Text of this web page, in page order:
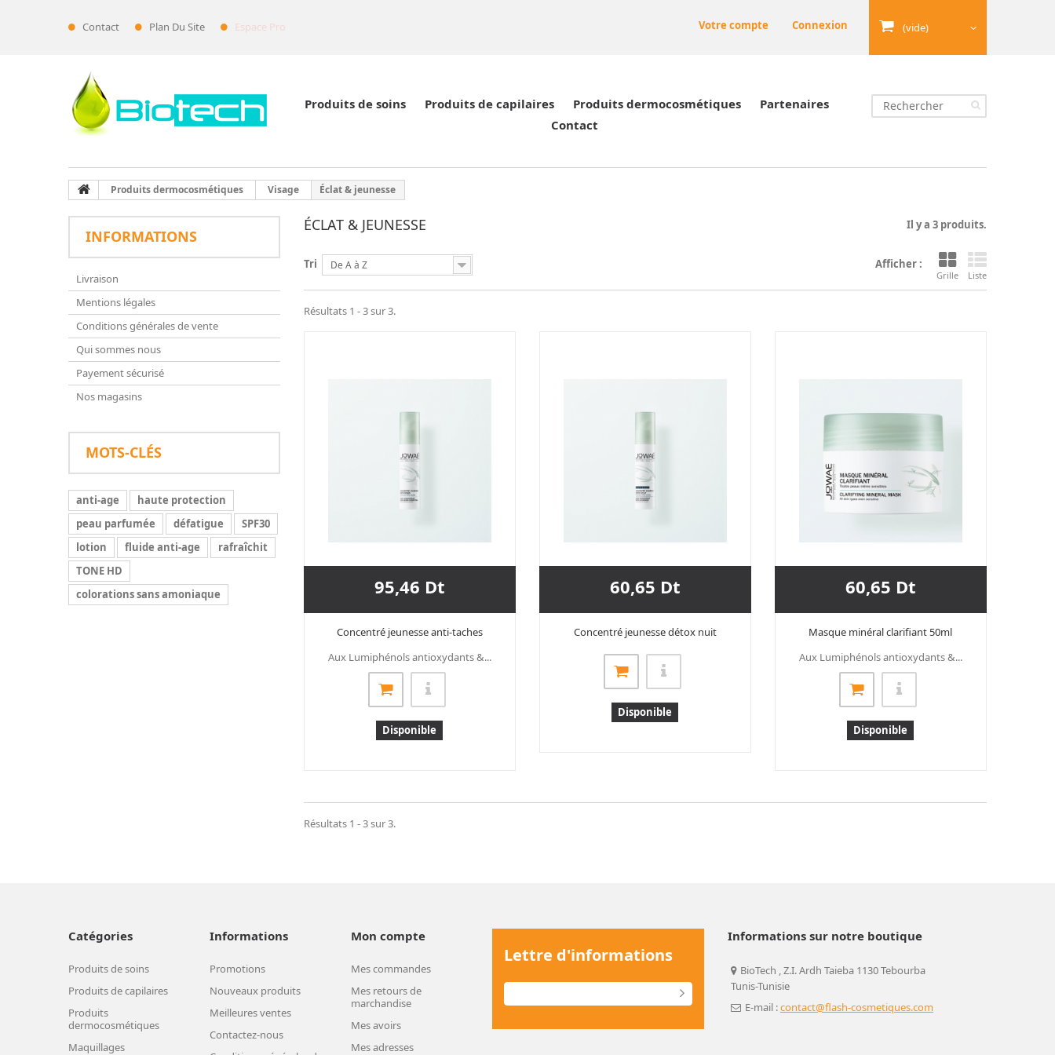
Contact Plan Du Site Espace Pro (vide)
Connexion
Votre compte
Produits de soins Produits de capilaires Produits dermocosmétiques
Partenaires
Contact
Produits dermocosmétiques Visage Éclat & jeunesse
INFORMATIONS
Livraison
Mentions légales
Conditions générales de vente
Qui sommes nous
Payement sécurisé
Nos magasins
MOTS-CLÉS
anti-age
haute protection
peau parfumée
défatigue
SPF30
lotion
fluide anti-age
rafraîchit
TONE HD
colorations sans amoniaque
ÉCLAT & JEUNESSE Il y a 3 produits.
Afficher :
Grille Liste
Tri De A à Z
Résultats 1 - 3 sur 3.
95,46 Dt
Concentré jeunesse anti-taches
Aux Lumiphénols antioxydants &...
Disponible
60,65 Dt
Concentré jeunesse détox nuit
Disponible
60,65 Dt
Masque minéral clarifiant 50ml
Aux Lumiphénols antioxydants &...
Disponible
Résultats 1 - 3 sur 3.
Catégories
Produits de soins
Produits de capilaires
Produits
dermocosmétiques
Maquillages
Informations
Promotions
Nouveaux produits
Meilleures ventes
Contactez-nous
Mon compte
Mes commandes
Mes retours de
marchandise
Mes avoirs
Mes adresses
Lettre d'informations
Informations sur notre boutique
BioTech , Z.I. Ardh Taieba 1130 Tebourba
Tunis-Tunisie
E-mail :contact@flash-cosmetiques.com